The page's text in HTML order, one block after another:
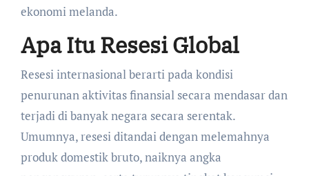
ekonomi melanda.
Apa Itu Resesi Global
Resesi internasional berarti pada kondisi
penurunan aktivitas finansial secara mendasar dan
terjadi di banyak negara secara serentak.
Umumnya, resesi ditandai dengan melemahnya
produk domestik bruto, naiknya angka